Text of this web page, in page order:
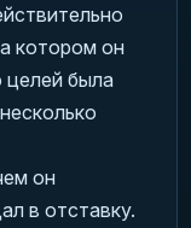
котором он
целей была
он
в отставку.